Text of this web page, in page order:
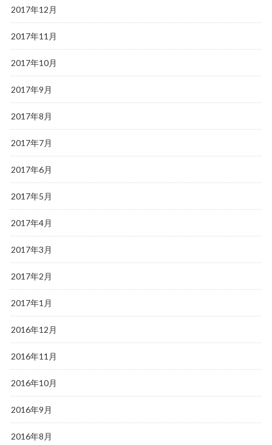
2017年12月
2017年11月
2017年10月
2017年9月
2017年8月
2017年7月
2017年6月
2017年5月
2017年4月
2017年3月
2017年2月
2017年1月
2016年12月
2016年11月
2016年10月
2016年9月
2016年8月